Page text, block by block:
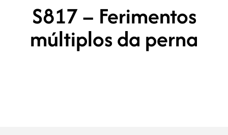
S817 – Ferimentos
múltiplos da perna